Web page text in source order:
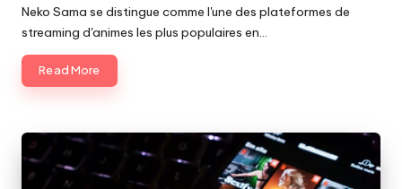
by
Neko Sama se distingue comme l'une des plateformes de
streaming d'animes les plus populaires en…
Read More